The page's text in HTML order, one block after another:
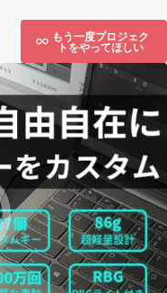
もう一度プロジェク
トをやってほしい